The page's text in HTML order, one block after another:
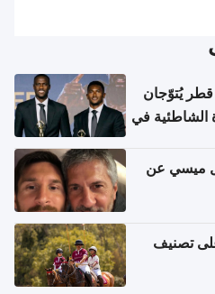
يُتوّجان
الشاطئية في
ميسي عن
تصنيف